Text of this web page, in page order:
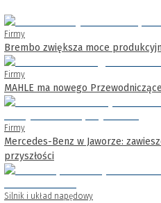
Firmy
Brembo zwiększa moce
Firmy
MAHLE ma nowego
Firmy
Mercedes-Benz w Jaworze:
przyszłości
Silnik i układ napędowy